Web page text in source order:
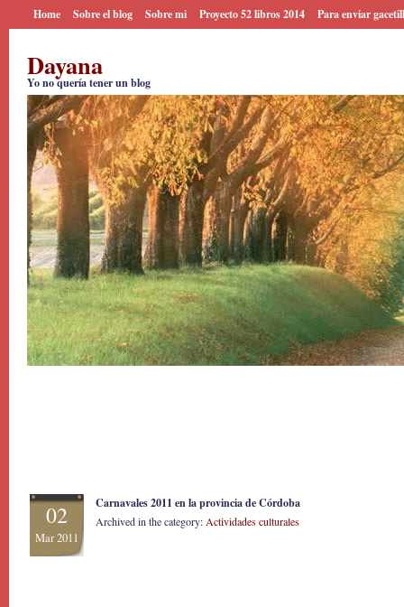
Home Sobre el blog Sobre mi Proyecto 52 libros 2014 Para enviar
Dayana
Yo no quería tener un blog
02
Mar 2011
Carnavales 2011 en la provincia de Córdoba
Archived in the category: Actividades culturales